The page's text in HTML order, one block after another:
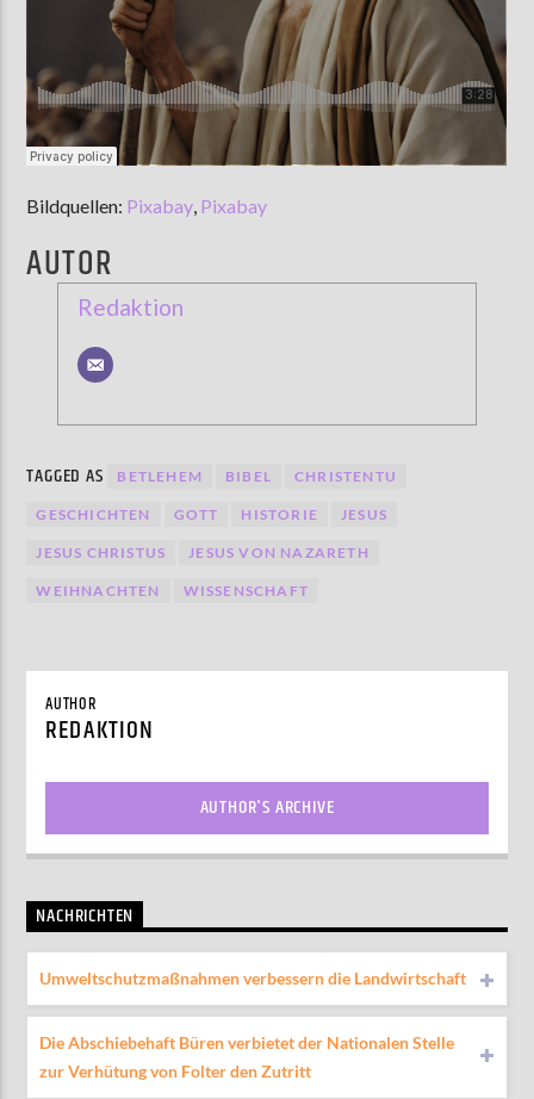
Bildquellen: Pixabay, Pixabay
AUTOR
Redaktion
TAGGED AS BETLEHEM BIBEL CHRISTENTU
GESCHICHTEN GOTT HISTORIE JESUS
JESUS CHRISTUS JESUS VON NAZARETH
WEIHNACHTEN WISSENSCHAFT
AUTHOR
REDAKTION
AUTHOR'S ARCHIVE
NACHRICHTEN
Umweltschutzmaßnahmen verbessern die Landwirtschaft
Die Abschiebehaft Büren verbietet der Nationalen Stelle
zur Verhütung von Folter den Zutritt